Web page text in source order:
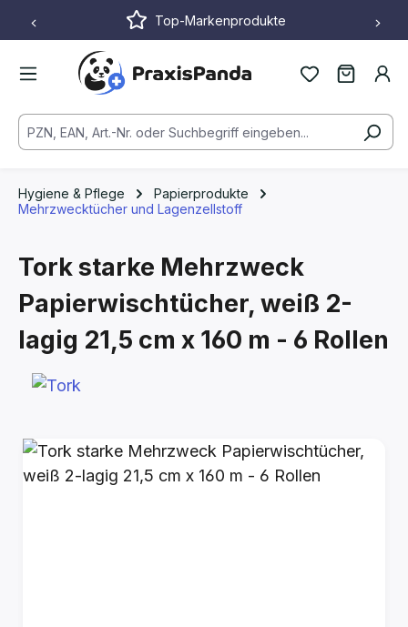
Zum Hauptinhalt springenTop-Markenprodukte
Hygiene & Pflege
Papierprodukte
Mehrzwecktücher und Lagenzellstoff
Tork starke Mehrzweck
Papierwischtücher, weiß 2-
lagig 21,5 cm x 160 m - 6 Rollen
Bildergalerie überspringen